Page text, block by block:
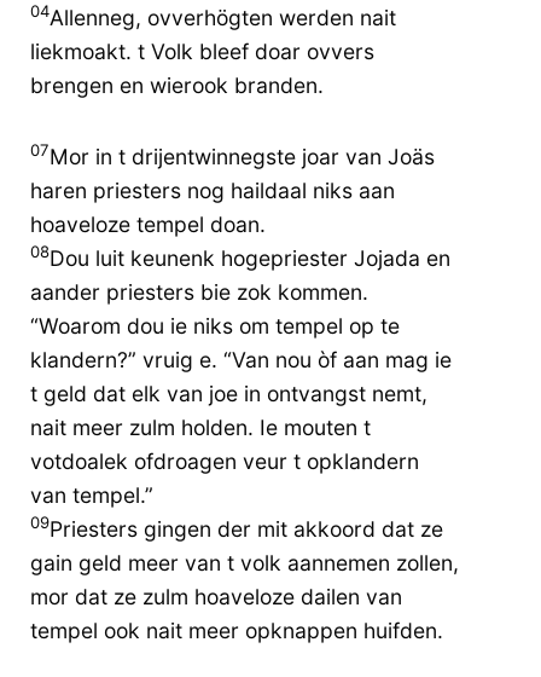
04Allenneg, ovverhögten werden nait
liekmoakt. t Volk bleef doar ovvers
brengen en wierook branden.
07Mor in t drijentwinnegste joar van Joäs
haren priesters nog haildaal niks aan
hoaveloze tempel doan.
08Dou luit keunenk hogepriester Jojada en
aander priesters bie zok kommen.
“Woarom dou ie niks om tempel op te
klandern?” vruig e. “Van nou òf aan mag ie
t geld dat elk van joe in ontvangst nemt,
nait meer zulm holden. Ie mouten t
votdoalek ofdroagen veur t opklandern
van tempel.”
09Priesters gingen der mit akkoord dat ze
gain geld meer van t volk aannemen zollen,
mor dat ze zulm hoaveloze dailen van
tempel ook nait meer opknappen huifden.